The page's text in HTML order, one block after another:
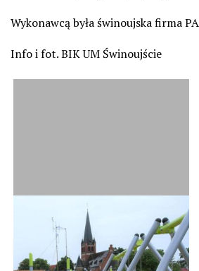
Wykonawcą była świnoujska firma
Info i fot. BIK UM Świnoujście